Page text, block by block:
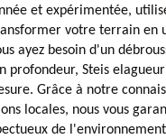
et expérimentée,
votre terrain en
ayez besoin d'un
profondeur, Steis
Grâce à notre
locales, nous vous
de